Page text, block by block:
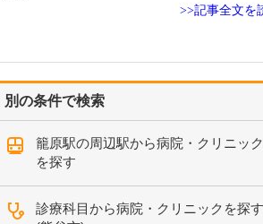
別の条件で検索
籠原駅の周辺駅から病院・クリニック
を探す
診療科目から病院・クリニックを探す
>>記事全文を